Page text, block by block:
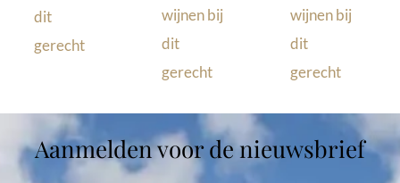
dit
gerecht
wijnen bij
dit
gerecht
wijnen bij
dit
gerecht
Aanmelden voor de nieuwsbrief